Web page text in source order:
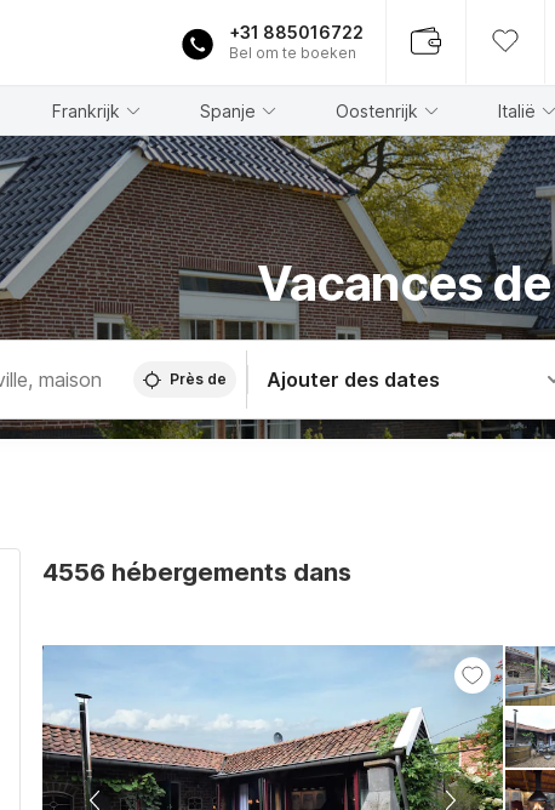
+31 885016722
Bel om te boeken
Frankrijk Spanje Oostenrijk Italië
Vacances
Près de Ajouter des dates
4556 hébergements dans